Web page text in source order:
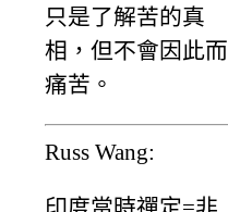
只是了解苦的真
相，但不會因此而
痛苦。
Russ Wang: